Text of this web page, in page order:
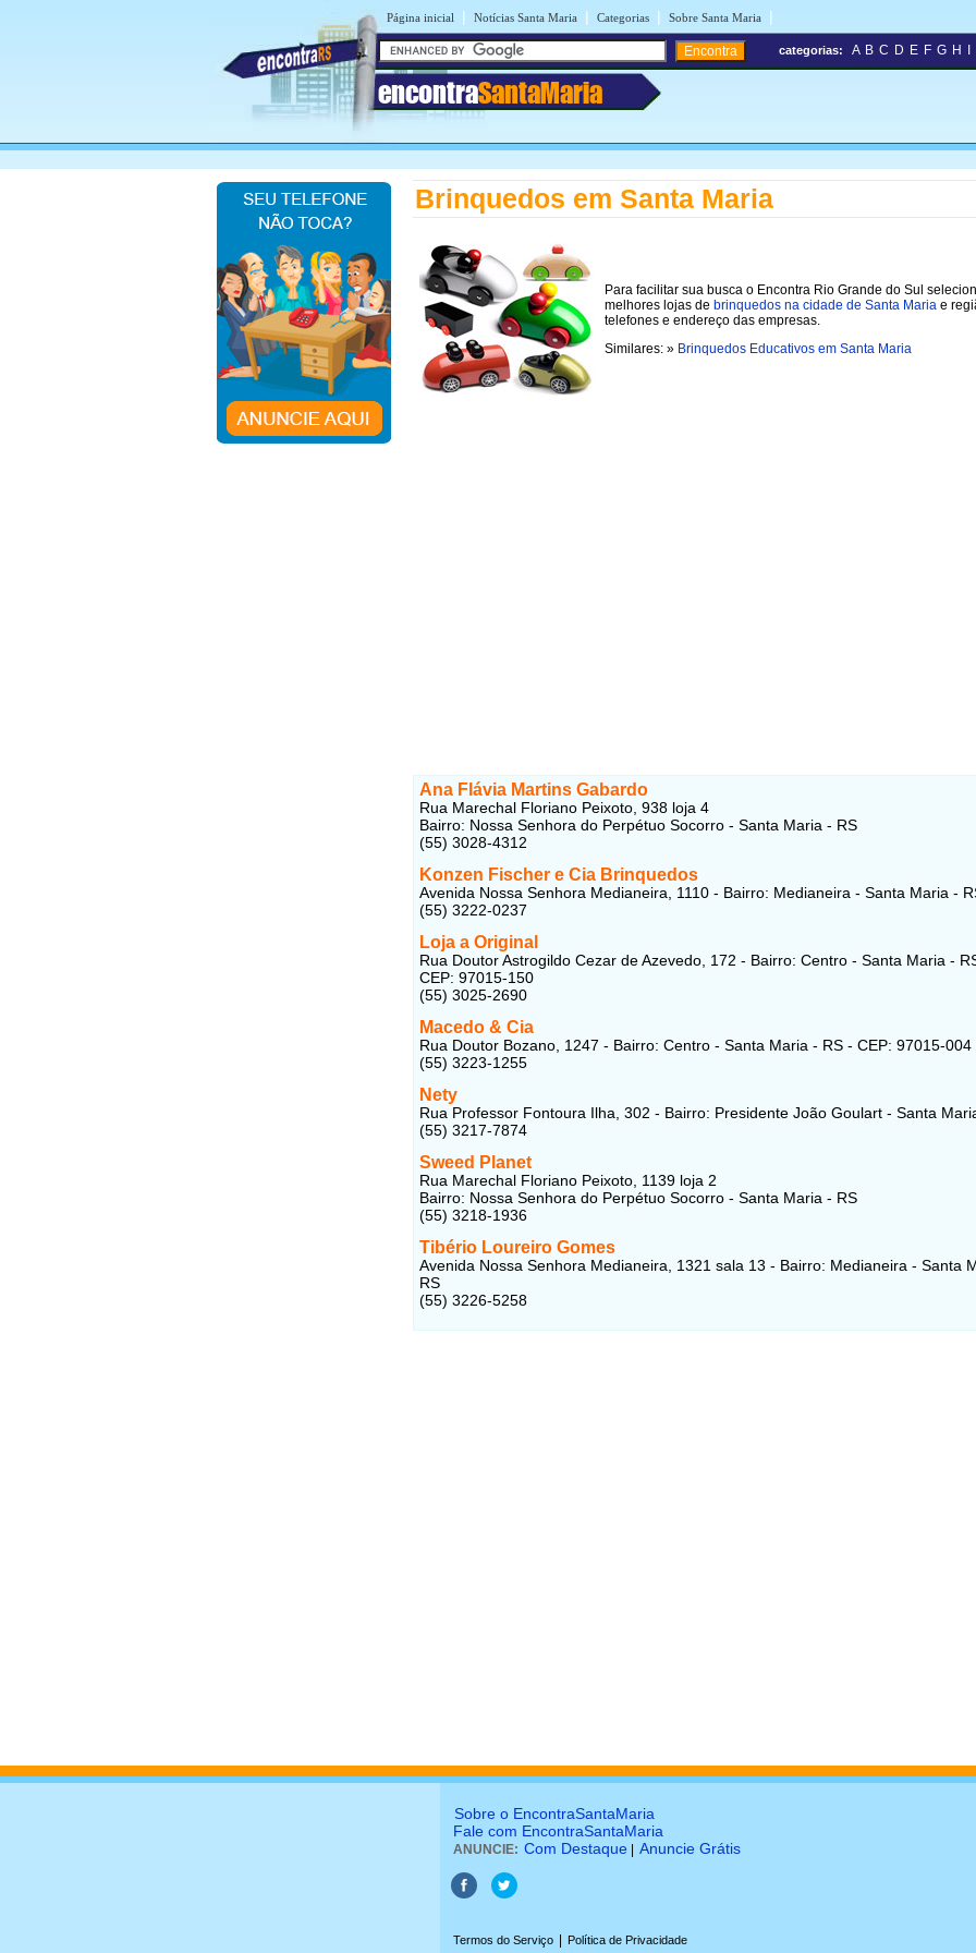
Página inicial | Notícias Santa Maria | Categorias | Sobre Santa Maria |
encontraSantaMaria
categorias: A B C D E F G H
Brinquedos em Santa Maria
Para facilitar sua busca o Encontra Rio Grande do Sul
melhores lojas de brinquedos na cidade de Santa Maria e
telefones e endereço das empresas.
Similares: » Brinquedos Educativos em Santa Maria
Ana Flávia Martins Gabardo
Rua Marechal Floriano Peixoto, 938 loja 4
Bairro: Nossa Senhora do Perpétuo Socorro - Santa Maria - RS
(55) 3028-4312
Konzen Fischer e Cia Brinquedos
Avenida Nossa Senhora Medianeira, 1110 - Bairro: Medianeira - Santa Maria -
(55) 3222-0237
Loja a Original
Rua Doutor Astrogildo Cezar de Azevedo, 172 - Bairro: Centro - Santa Maria -
CEP: 97015-150
(55) 3025-2690
Macedo & Cia
Rua Doutor Bozano, 1247 - Bairro: Centro - Santa Maria - RS - CEP: 97015-004
(55) 3223-1255
Nety
Rua Professor Fontoura Ilha, 302 - Bairro: Presidente João Goulart - Santa
(55) 3217-7874
Sweed Planet
Rua Marechal Floriano Peixoto, 1139 loja 2
Bairro: Nossa Senhora do Perpétuo Socorro - Santa Maria - RS
(55) 3218-1936
Tibério Loureiro Gomes
Avenida Nossa Senhora Medianeira, 1321 sala 13 - Bairro: Medianeira - Santa
RS
(55) 3226-5258
Sobre o EncontraSantaMaria
Fale com EncontraSantaMaria
ANUNCIE: Com Destaque Anuncie Grátis
Termos do Serviço Política de Privacidade